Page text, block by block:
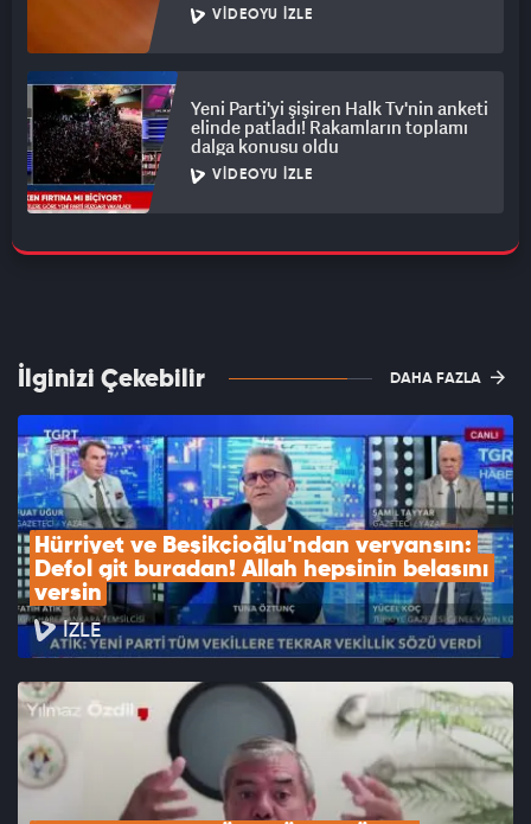
VIDEOYU İZLE
Yeni Parti'yi şişiren Halk Tv'nin anketi
elinde patladı! Rakamların toplamı
dalga konusu oldu
VIDEOYU İZLE
İlginizi Çekebilir DAHA FAZLA
Hürriyet ve Beşikçioğlu'ndan veryansın:
Defol git buradan! Allah hepsinin belasını
versin
İZLE